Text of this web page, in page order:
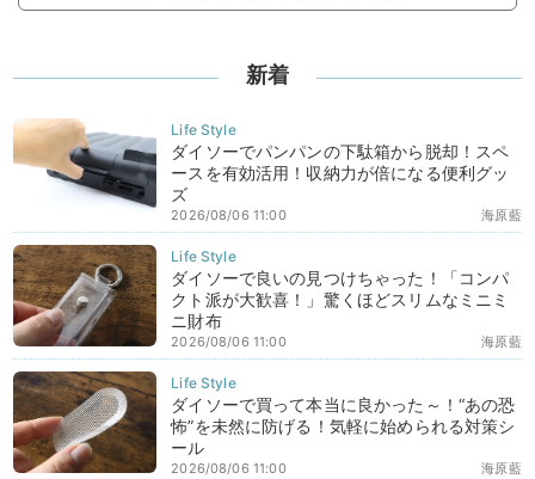
新着
ダイソーでパンパンの下駄箱から脱却！スペ
ースを有効活用！収納力が倍になる便利グッ
ズ
海原藍
2026/08/06 11:00
ダイソーで良いの見つけちゃった！「コンパ
クト派が大歓喜！」驚くほどスリムなミニミ
ニ財布
海原藍
2026/08/06 11:00
ダイソーで買って本当に良かった～！“あの恐
怖”を未然に防げる！気軽に始められる対策シ
ール
海原藍
2026/08/06 11:00